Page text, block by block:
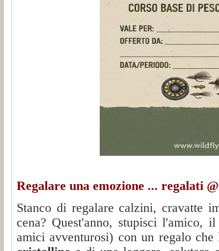
Regalare una emozione ... regalati
Stanco di regalare calzini, cravatte
cena? Quest'anno, stupisci
amici avventurosi) con un regalo